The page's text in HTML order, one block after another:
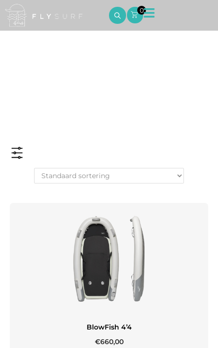
0
BlowFish 4’4
€660,00